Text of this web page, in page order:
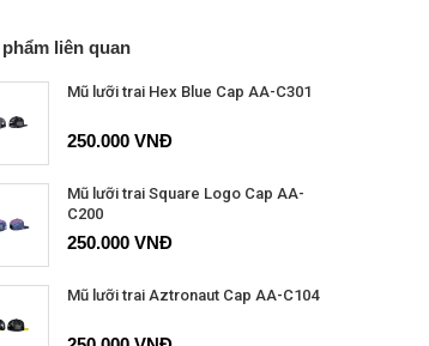
liên quan
Mũ lưỡi trai Hex Blue Cap AA-C301
250.000 VNĐ
Mũ lưỡi trai Square Logo Cap AA-
C200
250.000 VNĐ
Mũ lưỡi trai Aztronaut Cap AA-C104